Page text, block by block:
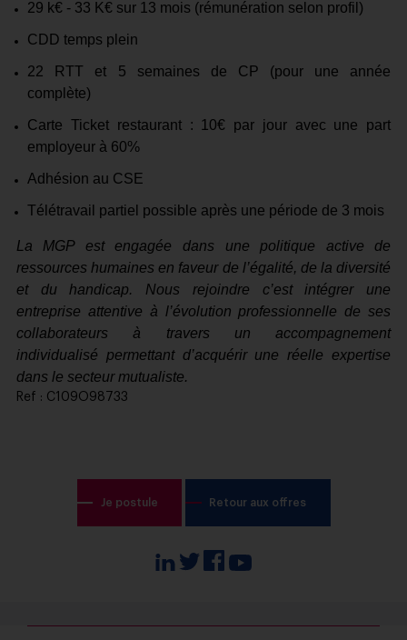
29 k€ - 33 K€ sur 13 mois (rémunération selon profil)
CDD temps plein
22 RTT et 5 semaines de CP (pour une année
complète)
Carte Ticket restaurant: 10€ par jour avec une part
employeur à 60%
Adhésion au CSE
Télétravail partiel possible après une période de 3 mois
La MGP est engagée dans une politique active de
ressources humaines en faveur de l’égalité, de la diversité
et du handicap. Nous rejoindre c’est intégrer une
entreprise attentive à l’évolution professionnelle de ses
collaborateurs à travers un accompagnement
individualisé permettant d’acquérir une réelle expertise
dans le secteur mutualiste.
Ref : C109O98733
Je postule Retour aux offres